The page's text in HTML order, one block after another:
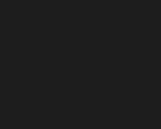
Gyári munkák -